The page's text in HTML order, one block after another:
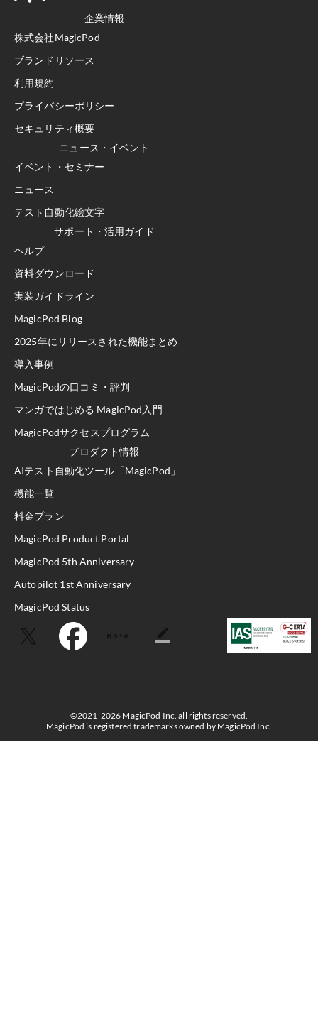
企業情報
株式会社MagicPod
ブランドリソース
利用規約
プライバシーポリシー
セキュリティ概要
ニュース・イベント
イベント・セミナー
ニュース
テスト自動化絵文字
サポート・活用ガイド
ヘルプ
資料ダウンロード
実装ガイドライン
MagicPod Blog
2025年にリリースされた機能まとめ
導入事例
MagicPodの口コミ・評判
マンガではじめる MagicPod入門
MagicPodサクセスプログラム
プロダクト情報
AIテスト自動化ツール「MagicPod」
機能一覧
料金プラン
MagicPod Product Portal
MagicPod 5th Anniversary
Autopilot 1st Anniversary
MagicPod Status
©2021-2026 MagicPod Inc. all rights reserved.
MagicPod is registered trademarks owned by MagicPod Inc.